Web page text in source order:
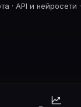
· API и нейросети ·